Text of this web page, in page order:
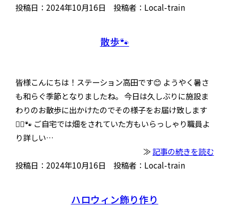
投稿日：2024年10月16日 投稿者：Local-train
散歩🐾
皆様こんにちは！ステーション高田です😊 ようやく暑さ
も和らぐ季節となりましたね。 今日は久しぶりに施設ま
わりのお散歩に出かけたのでその様子をお届け致します
🚶‍♂️🐾 ご自宅では畑をされていた方もいらっしゃり職員よ
り詳しい…
≫記事の続きを読む
投稿日：2024年10月16日 投稿者：Local-train
ハロウィン飾り作り